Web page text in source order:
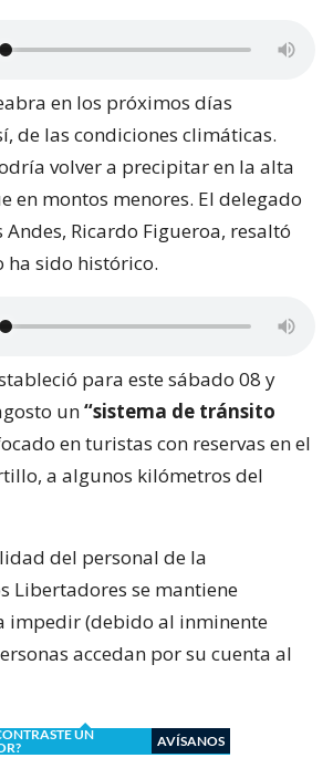
en los próximos días
de las condiciones climáticas.
volver a precipitar en la alta
en montos menores. El delegado
Ricardo Figueroa, resaltó
ha sido histórico.
para este sábado 08 y
un“sistema de tránsito
en turistas con reservas en el
a algunos kilómetros del
del personal de la
Libertadores se mantiene
impedir (debido al inminente
accedan por su cuenta al
UN
AVÍSANOS